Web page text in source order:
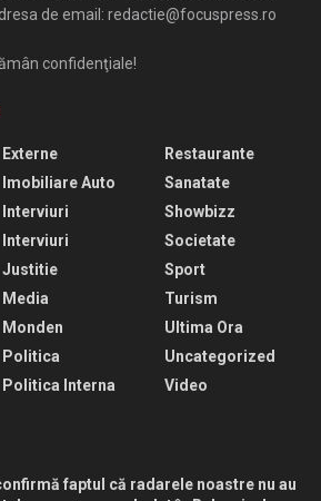
de email: redactie@focuspress.ro
confidenţiale!
Externe
Imobiliare Auto
Interviuri
Interviuri
Justitie
Media
Monden
Politica
Politica Interna
Restaurante
Sanatate
Showbizz
Societate
Sport
Turism
Ultima Ora
Uncategorized
Video
faptul că radarele noastre nu au